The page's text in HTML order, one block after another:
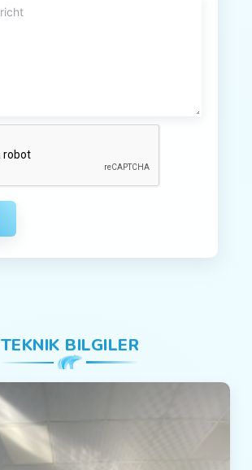
TEKNIK BILGILER